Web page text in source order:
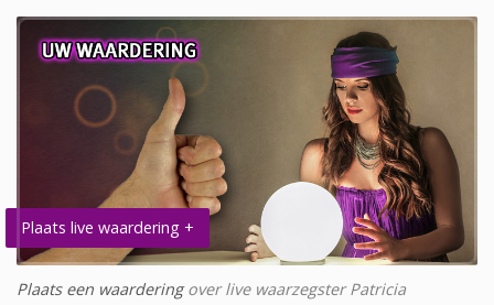
Plaats live waardering +
Plaats een waarderingover live waarzegster Patricia